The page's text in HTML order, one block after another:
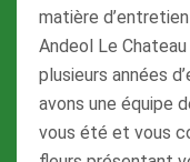
matière
Andeol Le
plusieurs années
avons une équipe
vous été et vous